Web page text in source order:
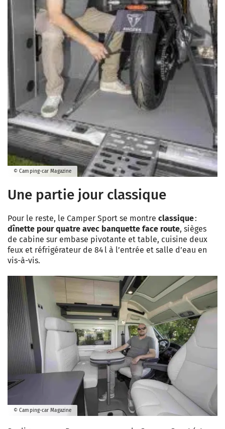
© Camping-car Magazine
Une partie jour classique
Pour le reste, le Camper Sport se montre classique:
dînette pour quatre avec banquette face route, sièges
de cabine sur embase pivotante et table, cuisine deux
feux et réfrigérateur de 84 l à l’entrée et salle d’eau en
vis-à-vis.
© Camping-car Magazine